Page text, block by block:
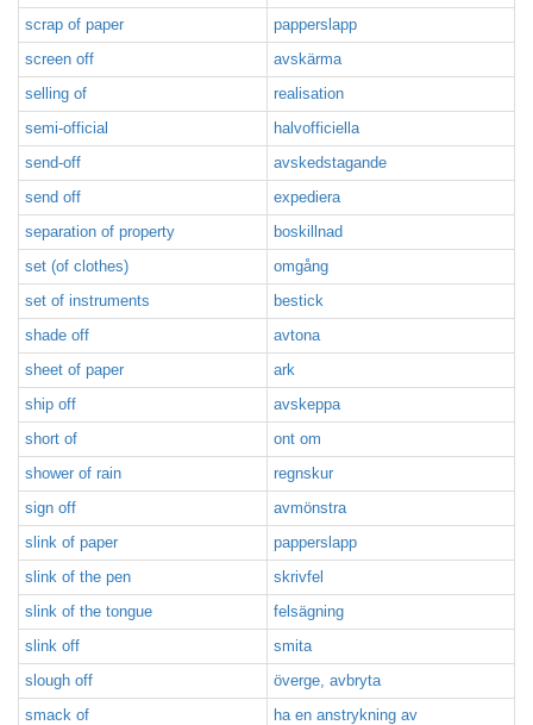
scrap of paper
papperslapp
screen off
avskärma
selling of
realisation
semi-official
halvofficiella
send-off
avskedstagande
send off
expediera
separation of property
boskillnad
set (of clothes)
omgång
set of instruments
bestick
shade off
avtona
sheet of paper
ark
ship off
avskeppa
short of
ont om
shower of rain
regnskur
sign off
avmönstra
slink of paper
papperslapp
slink of the pen
skrivfel
slink of the tongue
felsägning
slink off
smita
slough off
överge, avbryta
smack of
ha en anstrykning av